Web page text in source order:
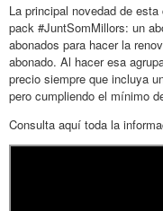
La principal novedad de
pack #JuntSomMillors: un
abonados para hacer la
abonado. Al hacer esa
precio siempre que incluya
pero cumpliendo el mínimo
Consulta aquí toda la